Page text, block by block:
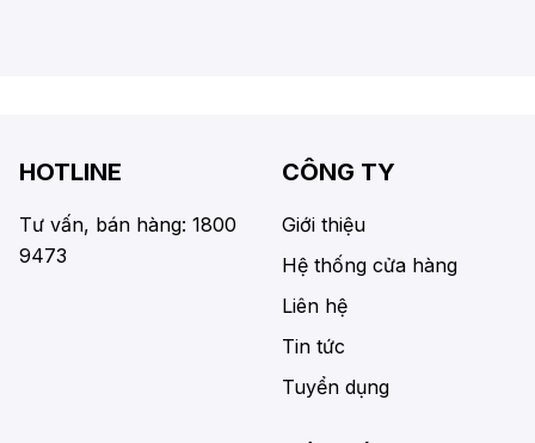
HOTLINE
Tư vấn, bán hàng: 1800
9473
CÔNG TY
Giới thiệu
Hệ thống cửa hàng
Liên hệ
Tin tức
Tuyển dụng